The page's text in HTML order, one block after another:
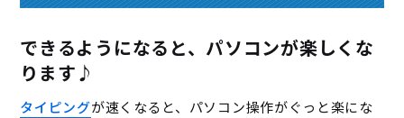
できるようになると、パソコンが楽しくな
ります♪
タイピングが速くなると、パソコン操作がぐっと楽にな